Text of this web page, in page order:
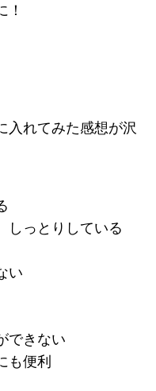
！
入れてみた感想が沢
しっとりしている
い
できない
も便利